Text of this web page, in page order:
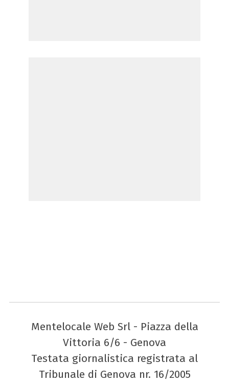
Mentelocale Web Srl - Piazza della
Vittoria 6/6 - Genova
Testata giornalistica registrata al
Tribunale di Genova nr. 16/2005